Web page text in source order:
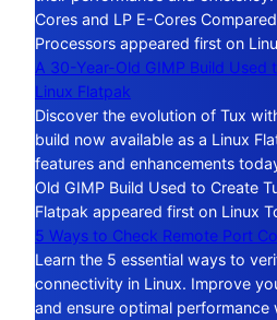
Cores and LP E-Cores
Processors appeared first on
A 30-Year-Old GIMP Build Used
Linux Flatpak
Discover the evolution of Tux
build now available as a Linux
features and enhancements
Old GIMP Build Used to Create
Flatpak appeared first on Linux
5 Ways to Check Remote Port
Learn the 5 essential ways to
connectivity in Linux. Improve
and ensure optimal